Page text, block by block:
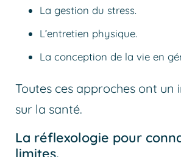
La gestion du stress.
L’entretien physique.
La conception de la vie en
Toutes ces approches ont un
sur la santé.
La réflexologie pour
limites.